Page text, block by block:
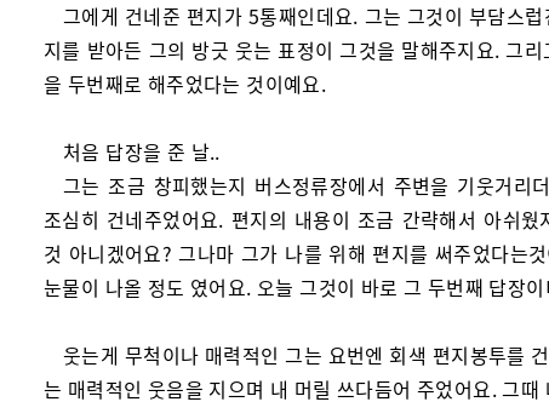
그에게 건네준 편지가 5통째인데요. 그는 그것이 부담스
지를 받아든 그의 방긋 웃는 표정이 그것을 말해주지요. 그
을 두번째로 해주었다는 것이예요.
처음 답장을 준 날..
그는 조금 창피했는지 버스정류장에서 주변을 기웃거리
조심히 건네주었어요. 편지의 내용이 조금 간략해서 아쉬웠
것 아니겠어요? 그나마 그가 나를 위해 편지를 써주었다는
눈물이 나올 정도 였어요. 오늘 그것이 바로 그 두번째 답장
웃는게 무척이나 매력적인 그는 요번엔 회색 편지봉투를
는 매력적인 웃음을 지으며 내 머릴 쓰다듬어 주었어요. 그때